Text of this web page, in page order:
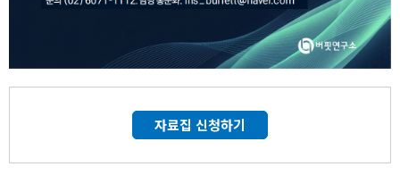
자료집 신청하기